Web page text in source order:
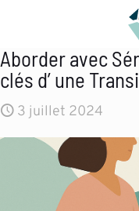
Aborder avec
clés d’ une
3 juillet 2024